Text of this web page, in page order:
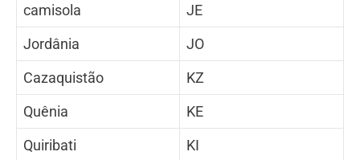
camisola
JE
Jordânia
JO
Cazaquistão
KZ
Quênia
KE
Quiribati
KI